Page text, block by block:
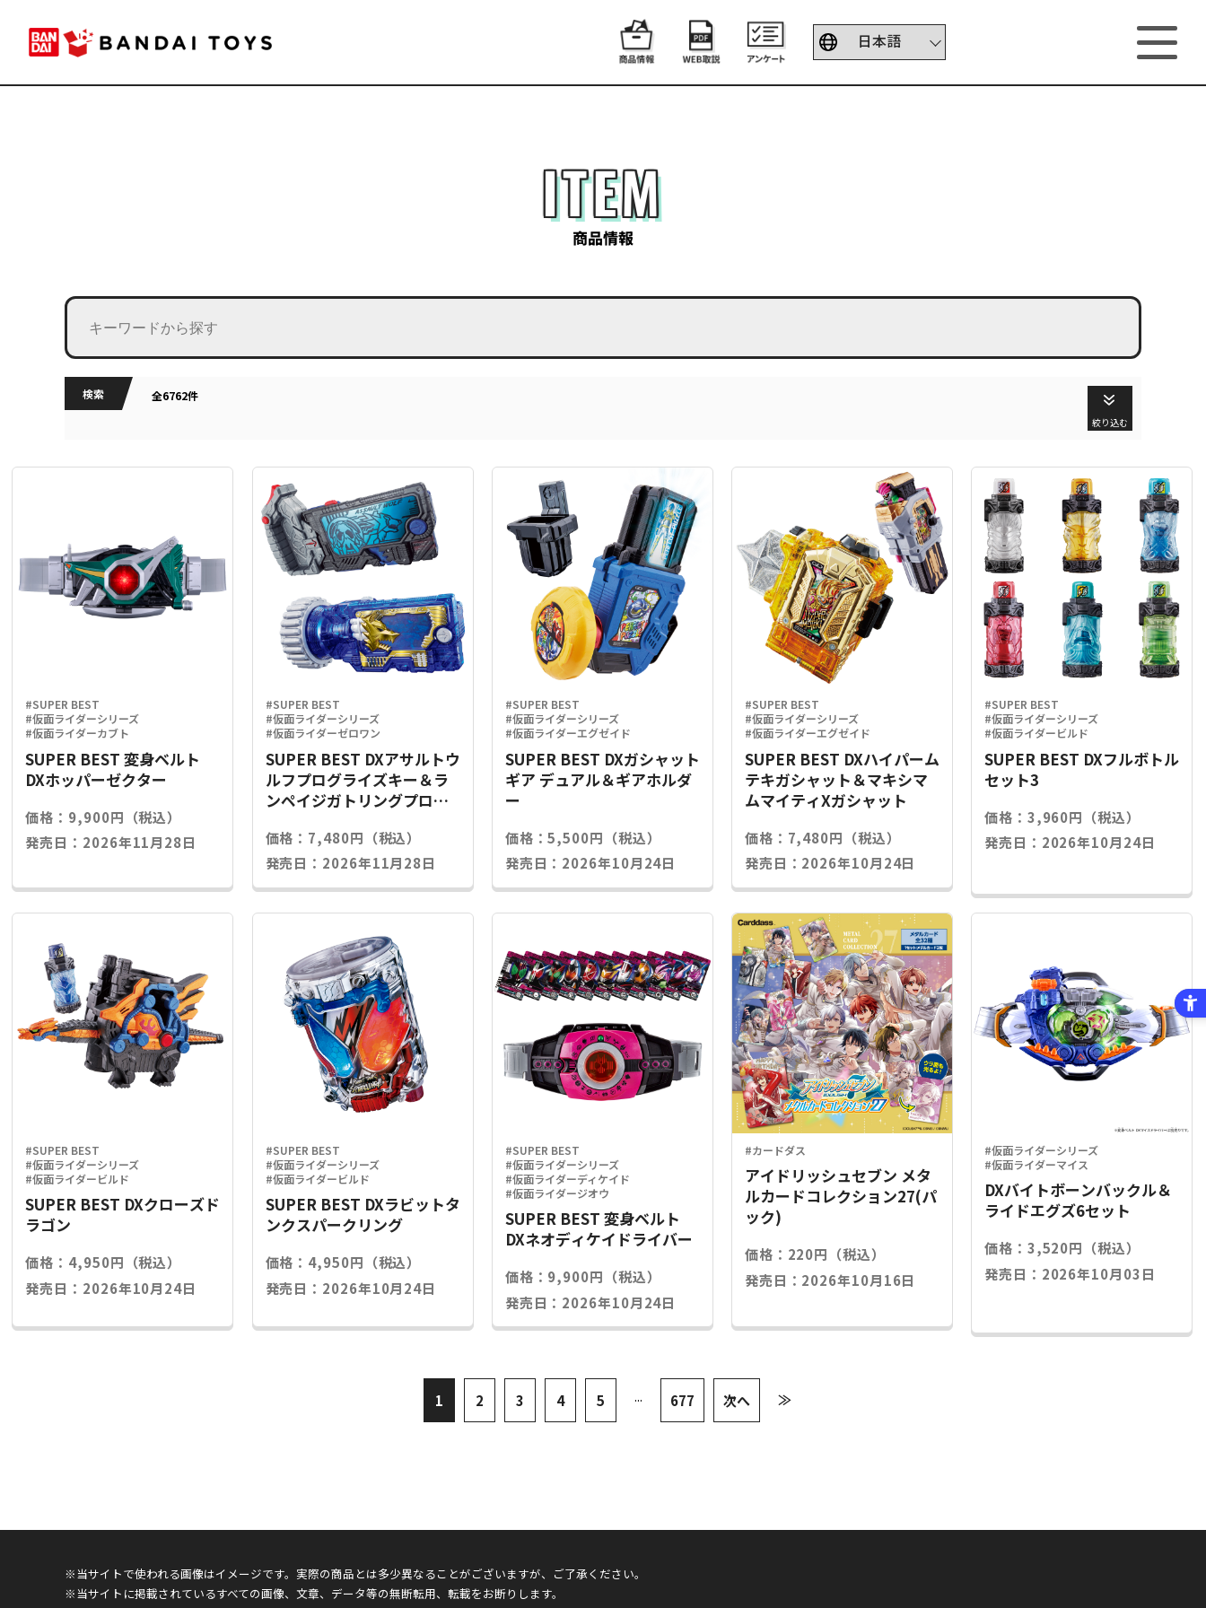
ITEM
商品情報
検索 全6762件
絞り込む
#SUPER BEST
#仮面ライダーシリーズ
#仮面ライダーカブト
SUPER BEST 変身ベルト
DXホッパーゼクター
価格：9,900円（税込）
発売日：2026年11月28日
#SUPER BEST
#仮面ライダーシリーズ
#仮面ライダーゼロワン
SUPER BEST DXアサルトウ
ルフプログライズキー＆ラ
ンペイジガトリングプログ
価格：7,480円（税込）
発売日：2026年11月28日
#SUPER BEST
#仮面ライダーシリーズ
#仮面ライダーエグゼイド
SUPER BEST DXガシャット
ギア デュアル＆ギアホルダ
ー
価格：5,500円（税込）
発売日：2026年10月24日
#SUPER BEST
#仮面ライダーシリーズ
#仮面ライダーエグゼイド
SUPER BEST DXハイパーム
テキガシャット＆マキシマ
ムマイティXガシャット
価格：7,480円（税込）
発売日：2026年10月24日
#SUPER BEST
#仮面ライダーシリーズ
#仮面ライダービルド
SUPER BEST DXフルボトル
セット3
価格：3,960円（税込）
発売日：2026年10月24日
#SUPER BEST
#仮面ライダーシリーズ
#仮面ライダービルド
SUPER BEST DXクローズド
ラゴン
価格：4,950円（税込）
発売日：2026年10月24日
#SUPER BEST
#仮面ライダーシリーズ
#仮面ライダービルド
SUPER BEST DXラビットタ
ンクスパークリング
価格：4,950円（税込）
発売日：2026年10月24日
#SUPER BEST
#仮面ライダーシリーズ
#仮面ライダーディケイド
#仮面ライダージオウ
SUPER BEST 変身ベルト
DXネオディケイドライバー
価格：9,900円（税込）
発売日：2026年10月24日
#カードダス
アイドリッシュセブン メタ
ルカードコレクション27(パ
ック)
価格：220円（税込）
発売日：2026年10月16日
#仮面ライダーシリーズ
#仮面ライダーマイス
DXバイトボーンバックル＆
ライドエグズ6セット
価格：3,520円（税込）
発売日：2026年10月03日
1 2 3 4 5 ... 677 次へ ≫
※当サイトで使われる画像はイメージです。実際の商品とは多少異なることがございますが、ご了承ください。
※当サイトに掲載されているすべての画像、文章、データ等の無断転用、転載をお断りします。